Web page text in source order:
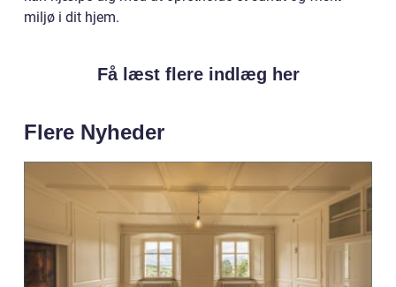
miljø i dit hjem.
Få læst flere indlæg her
Flere Nyheder